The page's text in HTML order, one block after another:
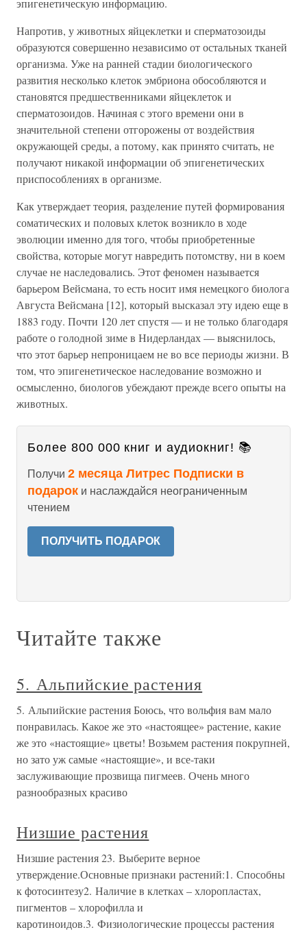
эпигенетическую информацию.
Напротив, у животных яйцеклетки и сперматозоиды
образуются совершенно независимо от остальных тканей
организма. Уже на ранней стадии биологического
развития несколько клеток эмбриона обособляются и
становятся предшественниками яйцеклеток и
сперматозоидов. Начиная с этого времени они в
значительной степени отгорожены от воздействия
окружающей среды, а потому, как принято считать, не
получают никакой информации об эпигенетических
приспособлениях в организме.
Как утверждает теория, разделение путей формирования
соматических и половых клеток возникло в ходе
эволюции именно для того, чтобы приобретенные
свойства, которые могут навредить потомству, ни в коем
случае не наследовались. Этот феномен называется
барьером Вейсмана, то есть носит имя немецкого биолога
Августа Вейсмана [12], который высказал эту идею еще в
1883 году. Почти 120 лет спустя — и не только благодаря
работе о голодной зиме в Нидерландах — выяснилось,
что этот барьер непроницаем не во все периоды жизни. В
том, что эпигенетическое наследование возможно и
осмысленно, биологов убеждают прежде всего опыты на
животных.
Более 800 000 книг и аудиокниг! 📚
Получи 2 месяца Литрес Подписки в
подарок и наслаждайся неограниченным
чтением
ПОЛУЧИТЬ ПОДАРОК
Читайте также
5. Альпийские растения
5. Альпийские растения Боюсь, что вольфия вам мало
понравилась. Какое же это «настоящее» растение, какие
же это «настоящие» цветы! Возьмем растения покрупней,
но зато уж самые «настоящие», и все-таки
заслуживающие прозвища пигмеев. Очень много
разнообразных красиво
Низшие растения
Низшие растения 23. Выберите верное
утверждение.Основные признаки растений:1. Способны
к фотосинтезу2. Наличие в клетках – хлоропластах,
пигментов – хлорофилла и
каротиноидов.3. Физиологические процессы растения